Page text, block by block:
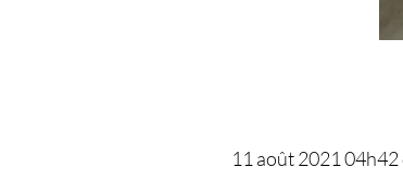
11 août 2021 04h42